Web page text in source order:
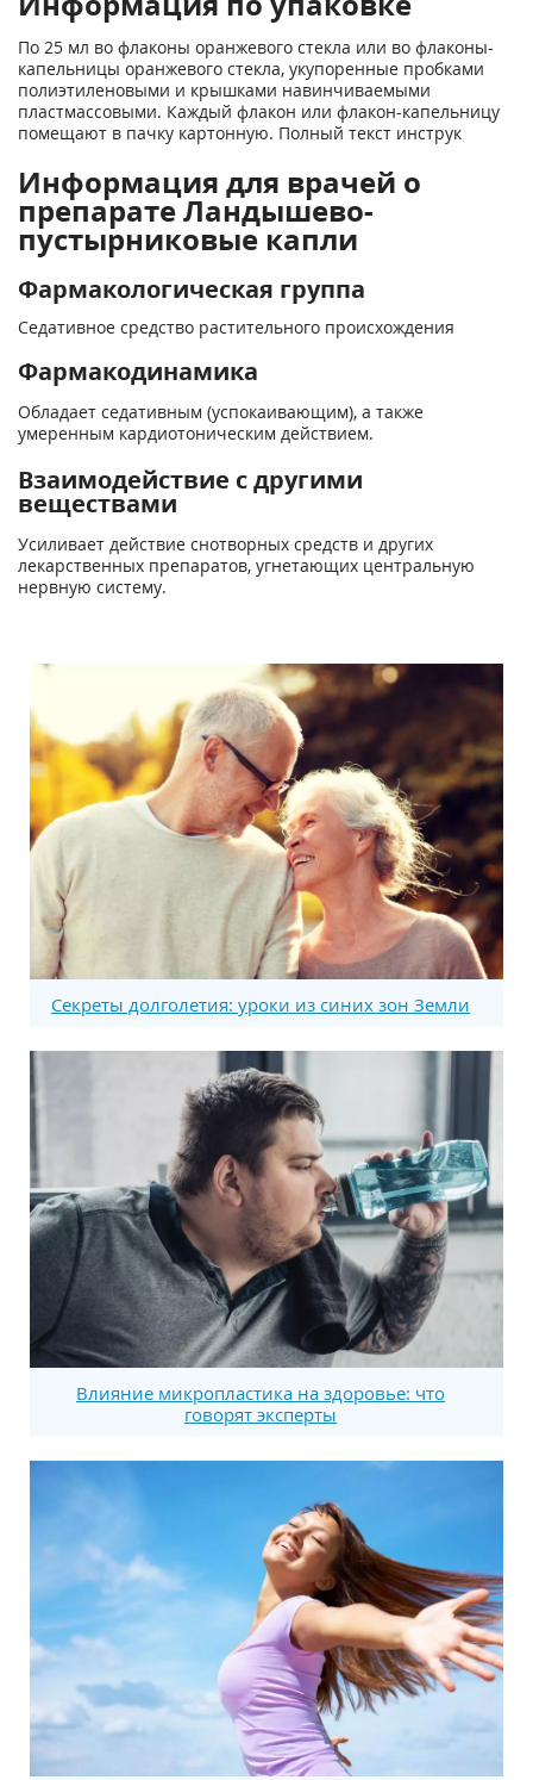
По 25 мл во флаконы оранжевого стекла или во флаконы-
капельницы оранжевого стекла, укупоренные пробками
полиэтиленовыми и крышками навинчиваемыми
пластмассовыми. Каждый флакон или флакон-капельницу
помещают в пачку картонную. Полный текст инструк
Информация для врачей о
препарате Ландышево-
пустырниковые капли
Фармакологическая группа
Седативное средство растительного происхождения
Фармакодинамика
Обладает седативным (успокаивающим), а также
умеренным кардиотоническим действием.
Взаимодействие с другими
веществами
Усиливает действие снотворных средств и других
лекарственных препаратов, угнетающих центральную
нервную систему.
Секреты долголетия: уроки из синих зон Земли
Влияние микропластика на здоровье: что
говорят эксперты